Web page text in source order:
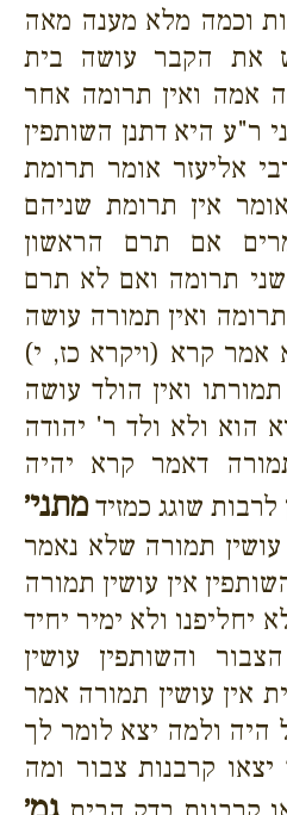
וכמה מלא מענה מאה
את הקבר עושה בית
אמה ואין תרומה אחר
ר"ע היא דתנן השותפין
אליעזר אומר תרומת
אין תרומת שניהם
אם תרם הראשון
תרומה ואם לא תרם
ואין תמורה עושה
קרא (ויקרא כז, י)
ואין הולד עושה
הוא ולא ולד ר' יהודה
דאמר קרא יהיה
שוגג כמזידמתני׳
עושין תמורה שלא נאמר
אין עושין תמורה
יחליפנו ולא ימיר יחיד
והשותפין עושין
אין עושין תמורה אמר
ולמה יצא לומר לך
קרבנות צבור ומה